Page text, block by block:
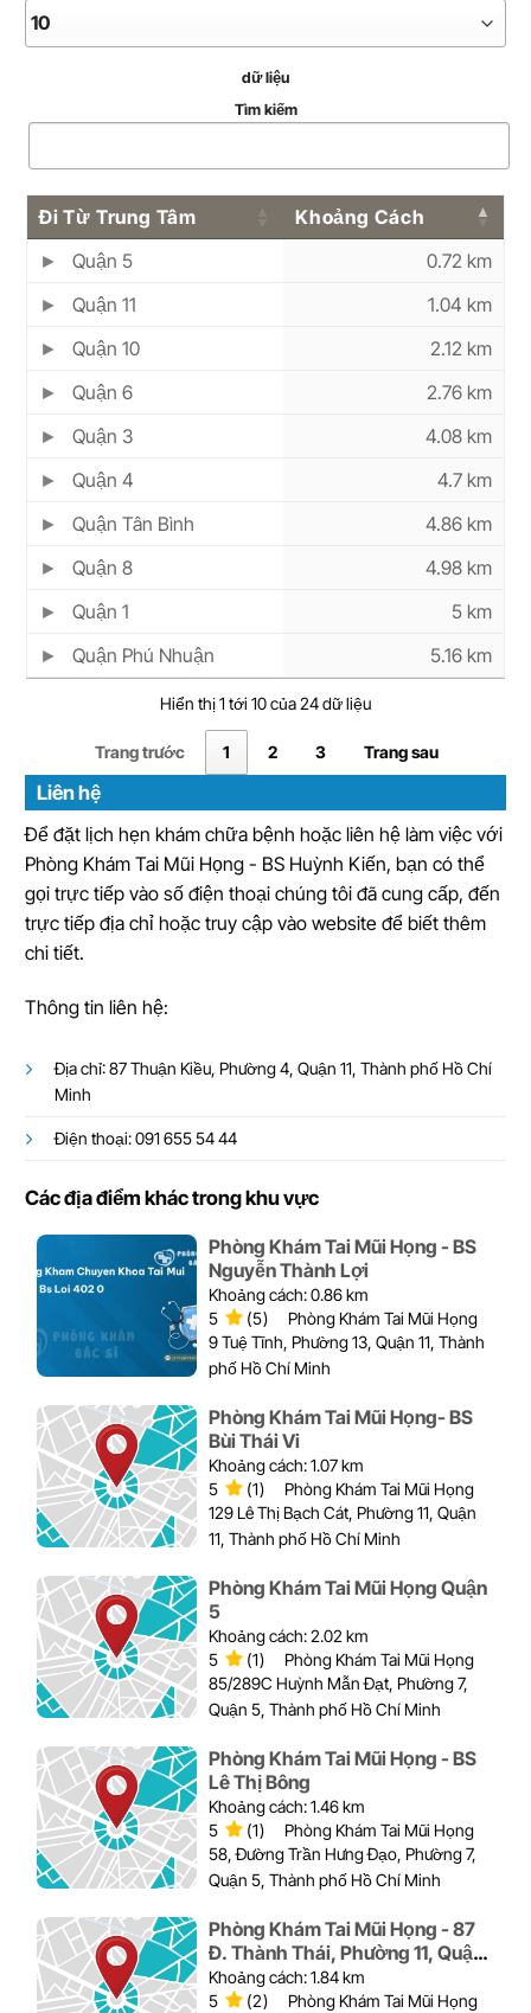
dữ liệu
Tìm kiếm
Đi Từ Trung Tâm
Khoảng Cách
Quận 5
0.72 km
Quận 11
1.04 km
Quận 10
2.12 km
Quận 6
2.76 km
Quận 3
4.08 km
Quận 4
4.7 km
Quận Tân Bình
4.86 km
Quận 8
4.98 km
Quận 1
5 km
Quận Phú Nhuận
5.16 km
Hiển thị 1 tới 10 của 24 dữ liệu
Trang trước 1 2 3 Trang sau
Liên hệ
Để đặt lịch hẹn khám chữa bệnh hoặc liên hệ làm việc với
Phòng Khám Tai Mũi Họng - BS Huỳnh Kiến, bạn có thể
gọi trực tiếp vào số điện thoại chúng tôi đã cung cấp, đến
trực tiếp địa chỉ hoặc truy cập vào website để biết thêm
chi tiết.
Thông tin liên hệ:
Địa chỉ: 87 Thuận Kiều, Phường 4, Quận 11, Thành phố Hồ Chí
Minh
Điện thoại: 091 655 54 44
Các địa điểm khác trong khu vực
Phòng Khám Tai Mũi Họng - BS
Nguyễn Thành Lợi
Khoảng cách: 0.86 km
5
(5)
Phòng Khám Tai Mũi Họng
9 Tuệ Tĩnh, Phường 13, Quận 11, Thành
phố Hồ Chí Minh
Phòng Khám Tai Mũi Họng- BS
Bùi Thái Vi
Khoảng cách: 1.07 km
5
(1)
Phòng Khám Tai Mũi Họng
129 Lê Thị Bạch Cát, Phường 11, Quận
11, Thành phố Hồ Chí Minh
Phòng Khám Tai Mũi Họng Quận
5
Khoảng cách: 2.02 km
5
(1)
Phòng Khám Tai Mũi Họng
85/289C Huỳnh Mẫn Đạt, Phường 7,
Quận 5, Thành phố Hồ Chí Minh
Phòng Khám Tai Mũi Họng - BS
Lê Thị Bông
Khoảng cách: 1.46 km
5
(1)
Phòng Khám Tai Mũi Họng
58, Đường Trần Hưng Đạo, Phường 7,
Quận 5, Thành phố Hồ Chí Minh
Phòng Khám Tai Mũi Họng - 87
Đ. Thành Thái, Phường 11, Quận
10
Khoảng cách: 1.84 km
5
(2)
Phòng Khám Tai Mũi Họng